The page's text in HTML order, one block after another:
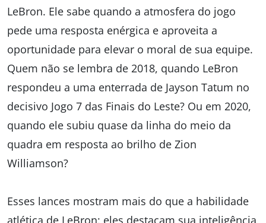
LeBron. Ele sabe quando a atmosfera do jogo
pede uma resposta enérgica e aproveita a
oportunidade para elevar o moral de sua equipe.
Quem não se lembra de 2018, quando LeBron
respondeu a uma enterrada de Jayson Tatum no
decisivo Jogo 7 das Finais do Leste? Ou em 2020,
quando ele subiu quase da linha do meio da
quadra em resposta ao brilho de Zion
Williamson?
Esses lances mostram mais do que a habilidade
atlética de LeBron; eles destacam sua inteligência